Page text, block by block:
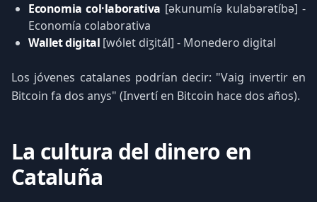
Economia col·laborativa [əkunumíə kulabərətíbə] -
Economía colaborativa
Wallet digital [wólet diʒitál] - Monedero digital
Los jóvenes catalanes podrían decir: "Vaig invertir en
Bitcoin fa dos anys" (Invertí en Bitcoin hace dos años).
La cultura del dinero en
Cataluña